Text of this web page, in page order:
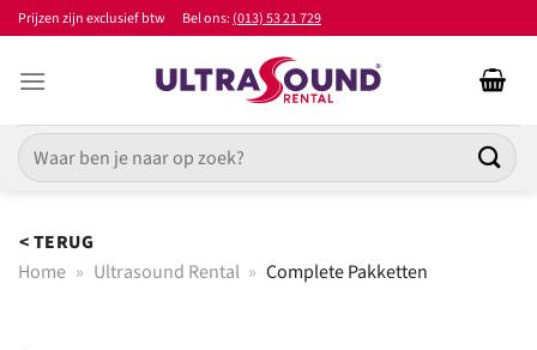
Ga
naar
inhoud
Prijzen zijn exclusief btw Bel ons:(013) 53 21 729
Zoeken
naar:
< TERUG
Home » Ultrasound Rental » Complete Pakketten